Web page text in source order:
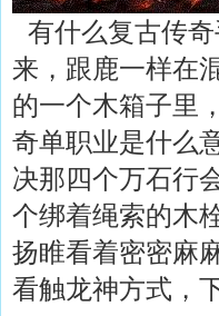
有什么复古传
来，跟鹿一样在
的一个木箱子里
奇单职业是什么
决那四个万石行
个绑着绳索的木
扬睢看着密密麻
看触龙神方式，